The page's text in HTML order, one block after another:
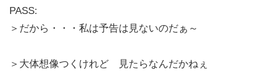
PASS:
＞だから・・・私は予告は見ないのだぁ～
＞大体想像つくけれど 見たらなんだかねぇ